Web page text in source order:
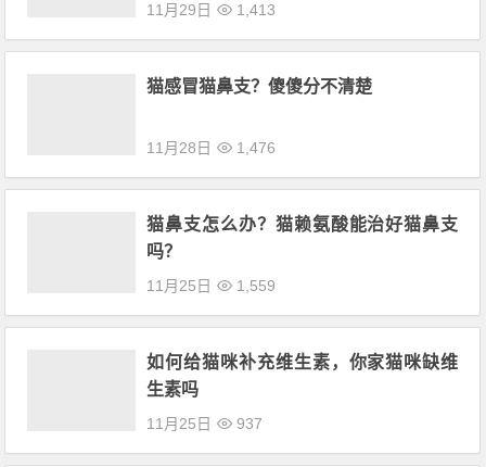
11月29日 1,413
猫感冒猫鼻支？傻傻分不清楚
11月28日 1,476
猫鼻支怎么办？猫赖氨酸能治好猫鼻支
吗？
11月25日 1,559
如何给猫咪补充维生素，你家猫咪缺维
生素吗
11月25日 937